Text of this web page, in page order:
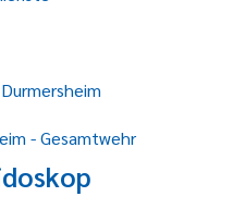
- Gesamtwehr